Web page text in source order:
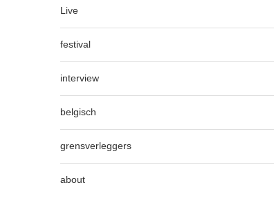
Live
festival
interview
belgisch
grensverleggers
about